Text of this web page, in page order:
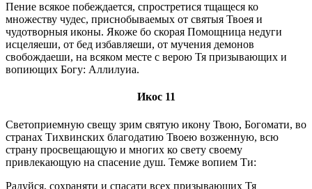
Пение всякое побеждается, спростретися тщащеся ко
множеству чудес, приснобываемых от святыя Твоея и
чудотворныя иконы. Якоже бо скорая Помощница недуги
исцеляеши, от бед избавляеши, от мучения демонов
свобождаеши, на всяком месте с верою Тя призывающих и
вопиющих Богу: Аллилуиа.
Икос 11
Светоприемную свещу зрим святую икону Твою, Богомати, во
странах Тихвинских благодатию Твоею возженную, всю
страну просвещающую и многих ко свету своему
привлекающую на спасение душ. Темже вопием Ти:
Радуйся, сохраняти и спасати всех призывающих Тя